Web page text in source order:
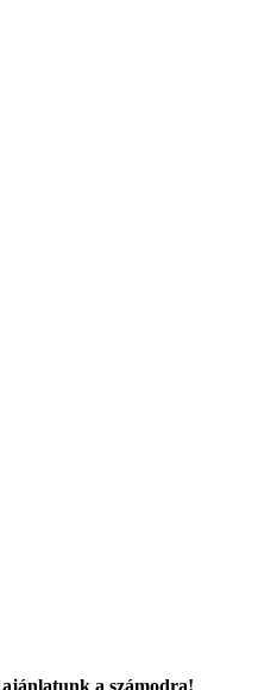
a számodra!